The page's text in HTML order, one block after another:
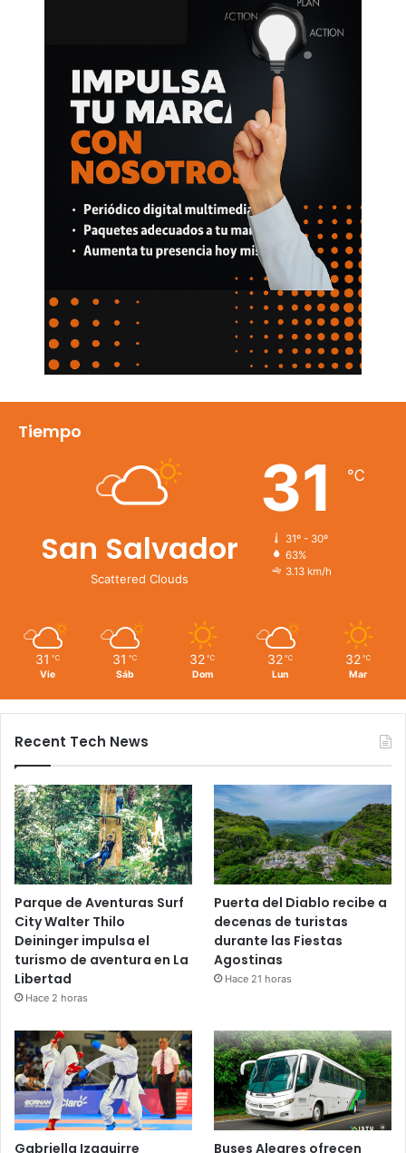
Tiempo
San Salvador
Scattered Clouds
31 ℃
31º - 30º
63%
3.13 km/h
31 ℃
Vie
31 ℃
Sáb
32 ℃
Dom
32 ℃
Lun
32 ℃
Mar
Recent Tech News
Parque de Aventuras Surf
City Walter Thilo
Deininger impulsa el
turismo de aventura en La
Libertad
Hace 2 horas
Puerta del Diablo recibe a
decenas de turistas
durante las Fiestas
Agostinas
Hace 21 horas
Gabriella Izaguirre
Buses Alegres ofrecen